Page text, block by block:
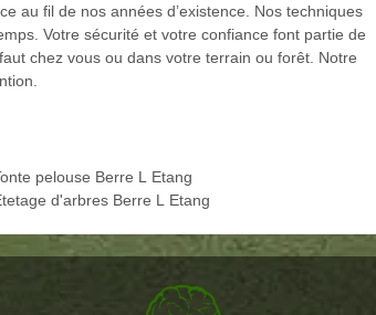
au fil de nos années d’existence. Nos techniques
Votre sécurité et votre confiance font partie de
chez vous ou dans votre terrain ou forêt. Notre
pelouse Berre L Etang
d'arbres Berre L Etang